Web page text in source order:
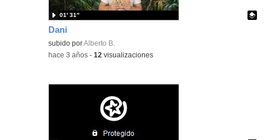
Dani
Contenido educativo.
subido porAlberto B.
01′ 31″
-hace 3 años -12 visualizaciones